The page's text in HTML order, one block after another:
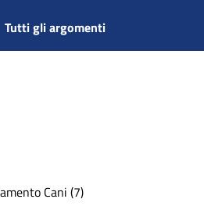
Tutti gli argomenti
Cani (7)